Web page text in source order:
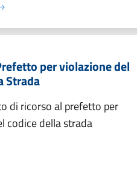
per violazione del
Strada
di ricorso al prefetto per
codice della strada